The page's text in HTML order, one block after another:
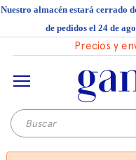
Nuestro almacén estará cerrado
de pedidos el 24 de
Precios y